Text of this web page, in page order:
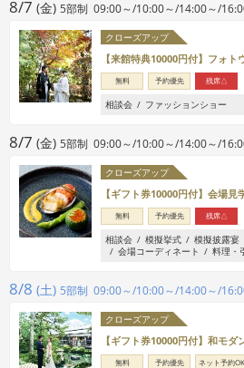
8/7 (金) 5部制 09:00～/10:00～/14:00～/
クローズアップ
【来館特典10000円付】フォ
無料 予約優先 残席△
相談会 ファッションショー
8/7 (金) 5部制 09:00～/10:00～/14:00～/
クローズアップ
【ギフト券10000円付】会場
無料 予約優先 残席△
相談会 模擬挙式 模擬披露宴
会場コーディネート
料理・
8/8 (土) 5部制 09:00～/10:00～/14:00～/
クローズアップ
【ギフト券10000円付】和モ
無料 予約優先 ネット予約OK